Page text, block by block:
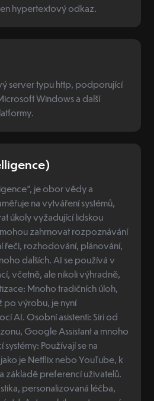
hypertextový odkaz.
server typu http, podporující
Windows a další
je obor vědy a
na vytváření systémů,
úkoly vyžadující lidskou
zahrnovat rozpoznávání
řeči, rozhodování, plánování,
dalších. AI se používá v
včetně, ale nikoli výhradně,
Mnoho tradičních úloh,
po výrobu, je nyní
AI. Osobní asistenti: Siri od
Google Assistant a mnoho
Používají se na
je Netflix nebo YouTube, k
základě preferencí uživatelů.
personalizovaná léčba,